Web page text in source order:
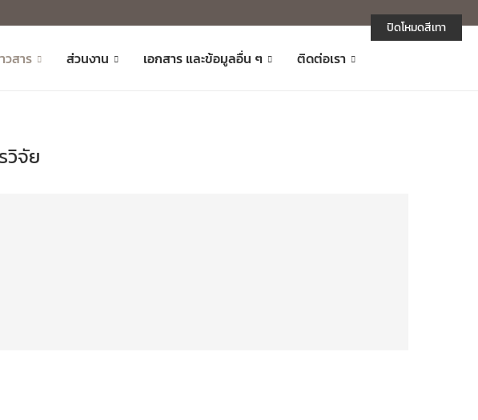
วสาร ส่วนงาน เอกสาร และข้อมูลอื่น ๆ ติดต่อเรา
วิจัย
ปิดโหมดสีเทา